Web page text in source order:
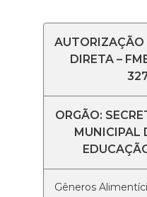
DIRETA –
ORGÃO:
MUNICIPAL
Gêneros